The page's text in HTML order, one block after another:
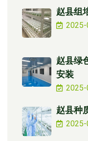
赵县组
赵县绿
安装
赵县种